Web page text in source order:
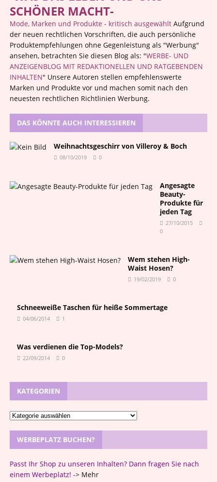
SCHÖNER MACHT-
Mode, Marken und Produkte - kritisch ausgewählt Aufgrund
der neuen rechtlichen Vorschriften, die auch persönliche
Produktempfehlungen ohne Gegenleistung als "Werbung"
ansehen, betrachten Sie diesen Blog als: "WERBE- UND
ANZEIGENBLOG MIT REDAKTIONELLEN UND RATGEBENDEN
INHALTEN" Unsere Autoren stellen empfehlenswerte
Marken und Produkte vor und machen somit nach den
neuesten rechtlichen Richtlinien Werbung.
DAS KÖNNTE AUCH INTERESSIEREN
Weihnachtsgeschirr von Villeroy & Boch
08/10/2019 0
Angesagte
Beauty-
Produkte für
jeden Tag
27/10/2015
0
Wem stehen High-
Waist Hosen?
19/02/2019 0
Schneeweiße Taschen für heiße Sommertage
04/06/2014 1
Was verdienen die Top-Models?
22/09/2014 0
KATEGORIEN
WERBEPLATZ BUCHEN?
Passt Ihr Shop zu unseren Inhalten? Dann fragen Sie nach
einem Werbeplatz! -> Mehr